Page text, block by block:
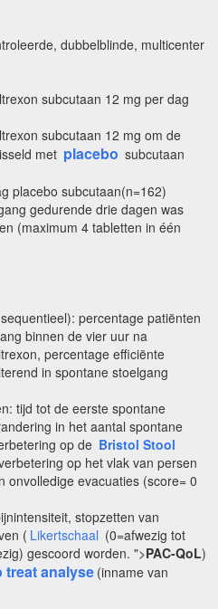
dubbelblinde, multicenter
subcutaan 12 mg per dag
subcutaan 12 mg om de
met placebo subcutaan
placebo subcutaan(n=162)
gedurende drie dagen was
(maximum 4 tabletten in één
percentage patiënten
binnen de vier uur na
percentage efficiënte
in spontane stoelgang
tijd tot de eerste spontane
in het aantal spontane
op de Bristol Stool
op het vlak van persen
onvolledige evacuaties (score= 0
stopzetten van
( Likertschaal (0=afwezig tot
gescoord worden. ">PAC-QoL)
analyse (inname van